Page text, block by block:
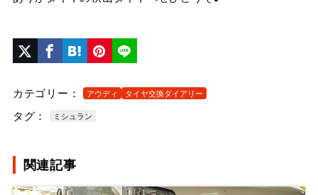
カテゴリー： アウディ タイヤ交換ダイアリー
タグ： ミシュラン
関連記事